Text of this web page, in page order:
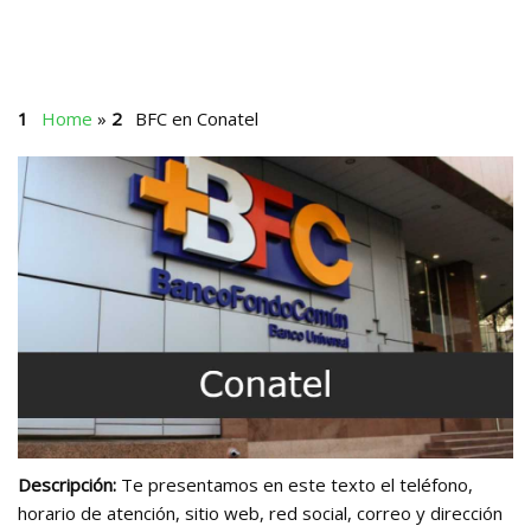
Home » BFC en Conatel
Descripción: Te presentamos en este texto el teléfono,
horario de atención, sitio web, red social, correo y dirección